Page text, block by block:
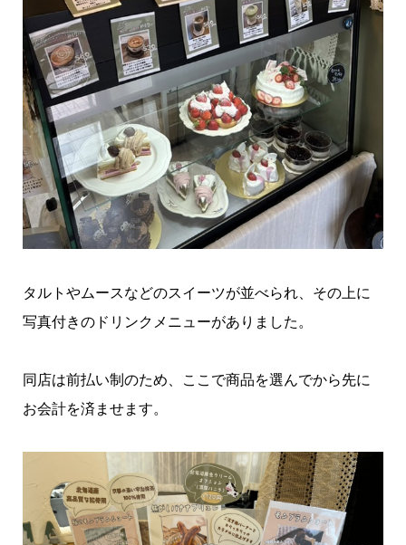
タルトやムースなどのスイーツが並べられ、その上に
写真付きのドリンクメニューがありました。
同店は前払い制のため、ここで商品を選んでから先に
お会計を済ませます。